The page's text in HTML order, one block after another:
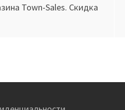
Town-Sales. Скидка